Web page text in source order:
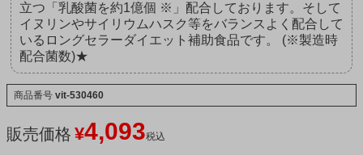
立つ「乳酸菌を約1億個 ※」配合しております。そして
イヌリンやサイリウムハスク等をバランスよく配合して
いるロングセラーダイエット補助食品です。 (※製造時
配合菌数)★
商品番号 vit-530460
販売価格 ¥4,093税込